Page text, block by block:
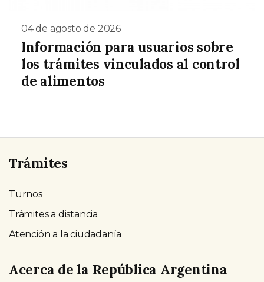
04 de agosto de 2026
Información para usuarios sobre
los trámites vinculados al control
de alimentos
Trámites
Turnos
Trámites a distancia
Atención a la ciudadanía
Acerca de la República Argentina